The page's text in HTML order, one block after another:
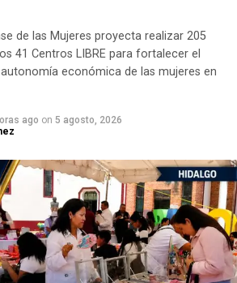
de las Mujeres proyecta realizar 205
41 Centros LIBRE para fortalecer el
económica de las mujeres en
ago on 5 agosto, 2026